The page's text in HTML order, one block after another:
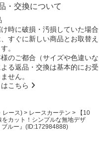
・交換について
時に破損・汚損していた場合
すぐに新しい商品とお取替え
。
のご都合（サイズや色違いな
よる返品・交換は基本的にお受
せん。
こちら
レース)> レースカーテン >
【10
カット！シンプルな無地デザ
ブルー』(ID:172984888)